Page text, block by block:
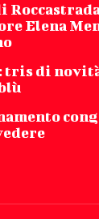
Elena
di